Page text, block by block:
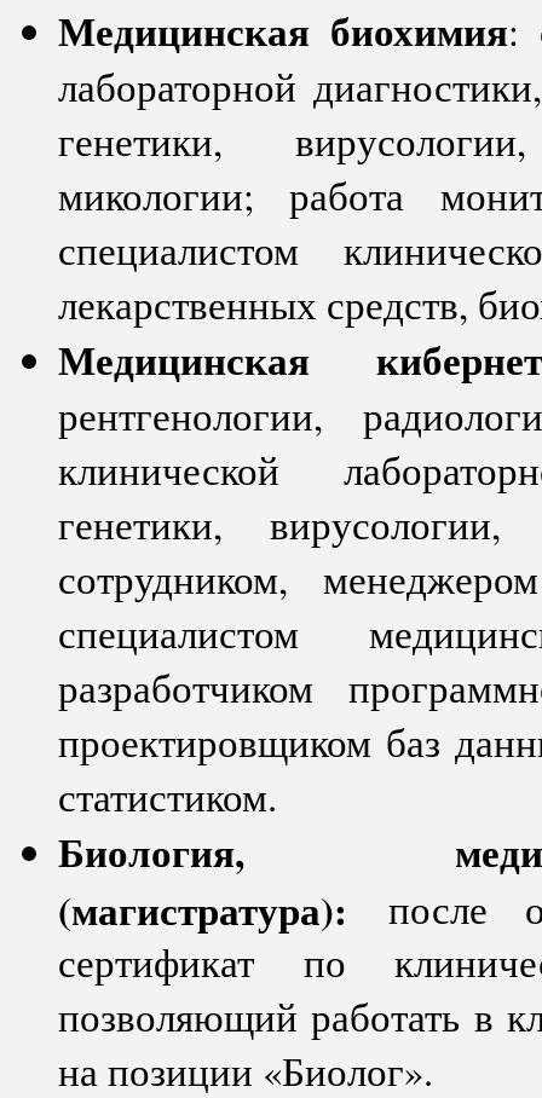
Медицинская биохимия:
лабораторной
генетики,
микологии; работа
специалистом
лекарственных средств,
Медицинская
рентгенологии,
клинической
генетики,
сотрудником,
специалистом
разработчиком
проектировщиком баз
статистиком.
Биология,
(магистратура): после
сертификат по
позволяющий работать в
на позиции «Биолог».